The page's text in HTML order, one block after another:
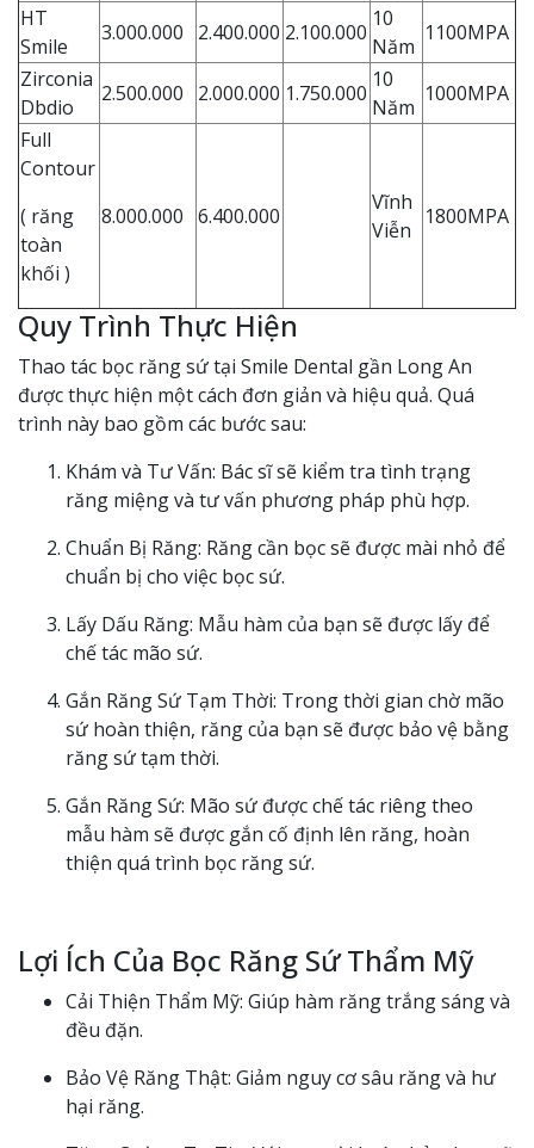
HT
Smile
3.000.000 2.400.000 2.100.000
10
Năm
1100MPA
Zirconia
Dbdio
2.500.000 2.000.000 1.750.000
10
Năm
1000MPA
Full
Contour
( răng
toàn
khối )
8.000.000 6.400.000
Vĩnh
Viễn
1800MPA
Quy Trình Thực Hiện
Thao tác bọc răng sứ tại Smile Dental gần Long An
được thực hiện một cách đơn giản và hiệu quả. Quá
trình này bao gồm các bước sau:
Khám và Tư Vấn: Bác sĩ sẽ kiểm tra tình trạng
răng miệng và tư vấn phương pháp phù hợp.
Chuẩn Bị Răng: Răng cần bọc sẽ được mài nhỏ để
chuẩn bị cho việc bọc sứ.
Lấy Dấu Răng: Mẫu hàm của bạn sẽ được lấy để
chế tác mão sứ.
Gắn Răng Sứ Tạm Thời: Trong thời gian chờ mão
sứ hoàn thiện, răng của bạn sẽ được bảo vệ bằng
răng sứ tạm thời.
Gắn Răng Sứ: Mão sứ được chế tác riêng theo
mẫu hàm sẽ được gắn cố định lên răng, hoàn
thiện quá trình bọc răng sứ.
Lợi Ích Của Bọc Răng Sứ Thẩm Mỹ
Cải Thiện Thẩm Mỹ: Giúp hàm răng trắng sáng và
đều đặn.
Bảo Vệ Răng Thật: Giảm nguy cơ sâu răng và hư
hại răng.